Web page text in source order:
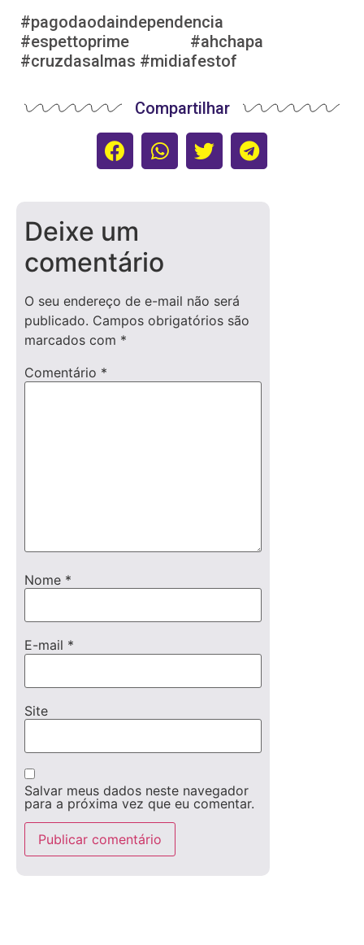
#pagodaodaindependencia
#espettoprime #ahchapa
#cruzdasalmas #midiafestof
Compartilhar
Deixe um
comentário
O seu endereço de e-mail não será
publicado. Campos obrigatórios são
marcados com *
Comentário *
Nome *
E-mail *
Site
Salvar meus dados neste navegador
para a próxima vez que eu comentar.